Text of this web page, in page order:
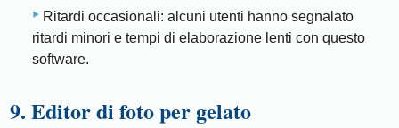
Ritardi occasionali: alcuni utenti hanno segnalato
ritardi minori e tempi di elaborazione lenti con questo
software.
9. Editor di foto per gelato